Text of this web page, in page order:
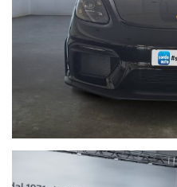
Al fine di non incombere in
accertarsi della correttezza dei
tramite contatto telefonico.